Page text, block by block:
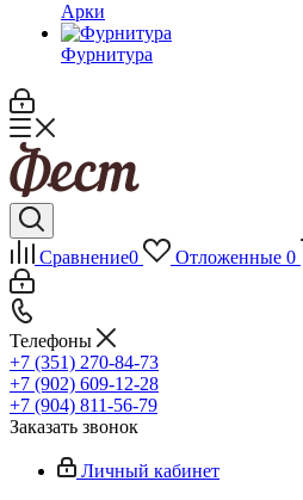
Арки
Фурнитура
Сравнение0 Отложенные 0
Телефоны
+7 (351) 270-84-73
+7 (902) 609-12-28
+7 (904) 811-56-79
Заказать звонок
Личный кабинет